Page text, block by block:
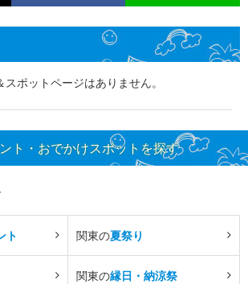
ポットページはありません。
ト・おでかけスポットを探す
ト 関東の夏祭り
関東の縁日・納涼祭